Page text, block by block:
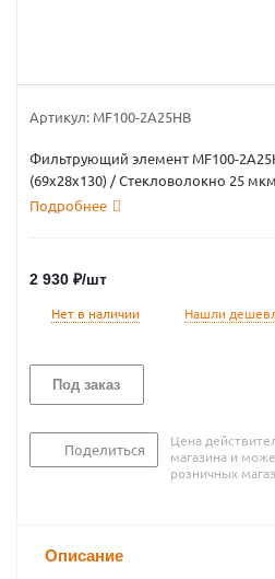
Артикул: MF100-2А25HB
Фильтрующий элемент MF100-
(69х28х130) / Стекловолокно 25 мкм
Подробнее
2 930 ₽/шт
Нет в наличии
Нашли
Под заказ
Поделиться
Цена
магазина и
розничных
Описание